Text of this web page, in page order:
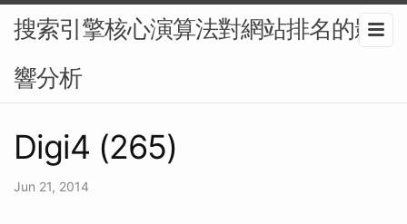
搜索引擎核心演算法對網站排名的影
響分析
Digi4 (265)
Jun 21, 2014